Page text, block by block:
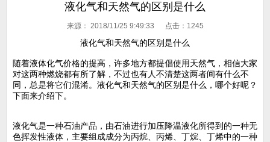
液化气和天然气的区别是什么
来源： 2018/11/25 9:49:33 点击： 1245
液化气和天然气的区别是什么
随着液体化气价格的提高，许多地方都提倡使用天然气，相信大家
对这两种燃烧都有所了解，不过也有人不清楚这两者间有什么不
同，总是将它们混淆。液化气和天然气的区别是什么，哪个好呢？
下面来介绍下。
液化气是一种石油产品，由石油进行加压降温液化所得到的一种无
色挥发性液体，主要组成成分为丙烷、丙烯、丁烷、丁烯中的一种